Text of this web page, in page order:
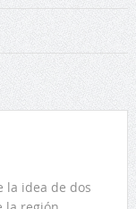
la idea de dos